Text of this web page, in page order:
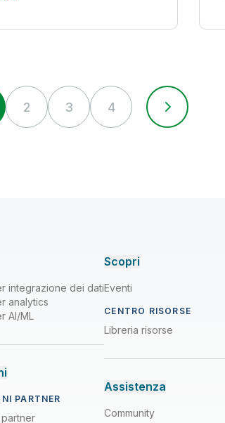
2 3 4
integrazione dei dati
analytics
AI/ML
PARTNER
Scopri
Eventi
CENTRO RISORSE
Libreria risorse
Assistenza
Community